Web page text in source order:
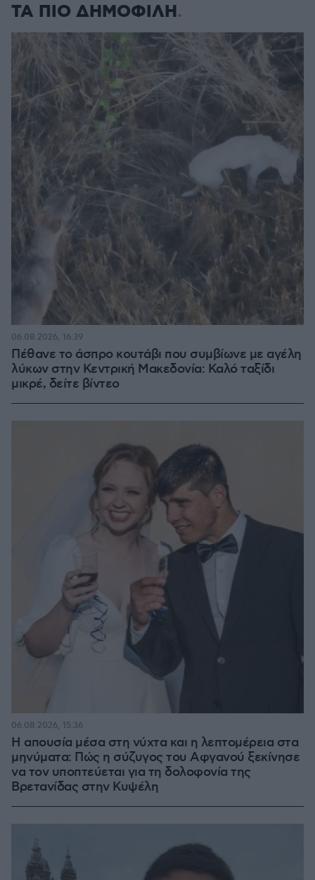
ΤΑ ΠΙΟ ΔΗΜΟΦΙΛΗ
Πέθανε το άσπρο κουτάβι που συμβίωνε με αγέλη
λύκων στην Κεντρική Μακεδονία: Καλό ταξίδι
μικρέ, δείτε βίντεο
06.08.2026, 16:39
Η απουσία μέσα στη νύχτα και η λεπτομέρεια στα
μηνύματα: Πώς η σύζυγος του Αφγανού ξεκίνησε
να τον υποπτεύεται για τη δολοφονία της
Βρετανίδας στην Κυψέλη
06.08.2026, 15:36